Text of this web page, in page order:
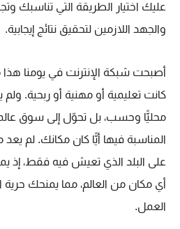
عليك اختيار الطريقة التي تناسبك
والجهد اللازمين لتحقيق نتائج إيجابية.
أصبحت شبكة الإنترنت في يومنا هذا
كانت تعليمية أو مهنية أو ربحية.
محليًّا وحسب، بل تحوّل إلى سوق
المناسبة فيها أيًّا كان مكانك. لم
على البلد الذي تعيش فيه فقط، إذ
أي مكان من العالم، مما يمنحك حرية
العمل.